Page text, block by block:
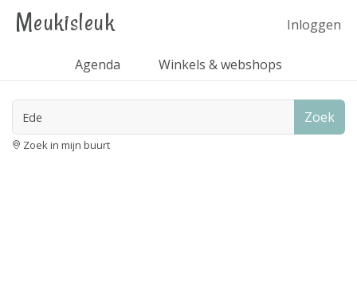
Meukisleuk Inloggen
Agenda Winkels & webshops
Zoek
Zoek in mijn buurt